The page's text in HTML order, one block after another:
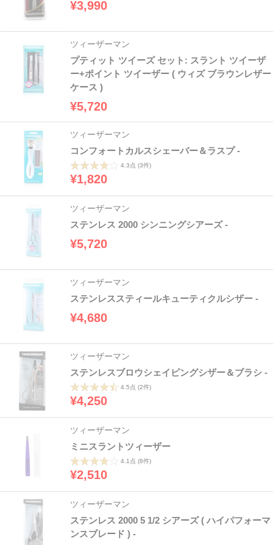
¥3,990
ツィーザーマン
プティット ツイーズ セット: スラント ツイーザ
ー+ポイント ツイーザー ( ウィズ ブラウンレザー
ケース )
¥5,720
ツィーザーマン
コンフォートカルスシェーバー＆ラスプ -
4.3点 (3件)
¥1,820
ツィーザーマン
ステンレス 2000 シンニングシアーズ -
¥5,720
ツィーザーマン
ステンレススティールキューティクルシザー -
¥4,680
ツィーザーマン
ステンレスブロウシェイピングシザー＆ブラシ -
4.5点 (2件)
¥4,250
ツィーザーマン
ミニスラントツィーザー
4.1点 (8件)
¥2,510
ツィーザーマン
ステンレス 2000 5 1/2 シアーズ ( ハイパフォーマ
ンスブレード ) -